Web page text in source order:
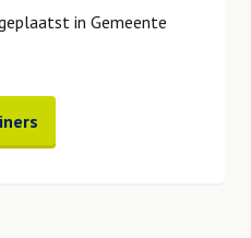
in Gemeente